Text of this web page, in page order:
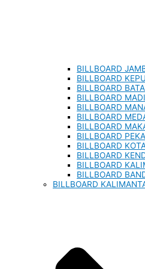
BILLBOARD
BILLBOARD
BILLBOARD
BILLBOARD
BILLBOARD
BILLBOARD
BILLBOARD
BILLBOARD
BILLBOARD
BILLBOARD
BILLBOARD
BILLBOARD
BILLBOARD